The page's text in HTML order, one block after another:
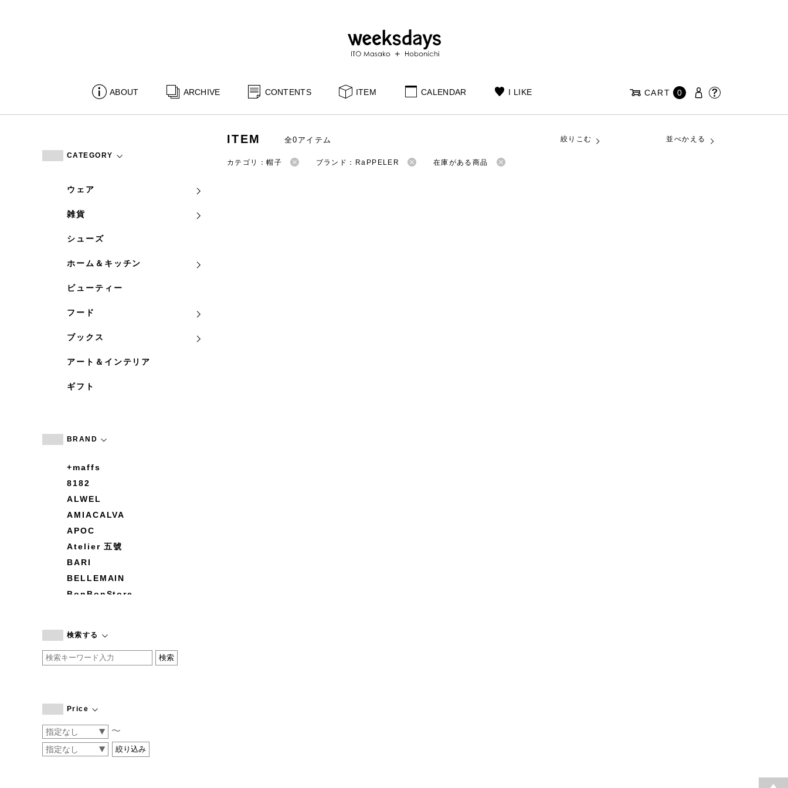
ABOUT ARCHIVE CONTENTS ITEM CALENDAR I LIKE CART 0
CATEGORY
ウェア
雑貨
シューズ
ホーム＆キッチン
ビューティー
フード
ブックス
アート＆インテリア
ギフト
BRAND
+maffs
8182
ALWEL
AMIACALVA
APOC
Atelier 五號
BARI
BELLEMAIN
BonBonStore
by basics
CATWORTH
COGTHEBIGSMOKE
CONVERSE
DEAN & DELUCA
検索する
Price
〜
ITEM 全0アイテム 絞りこむ 並べかえる
カテゴリ：帽子 ブランド：RaPPELER 在庫がある商品